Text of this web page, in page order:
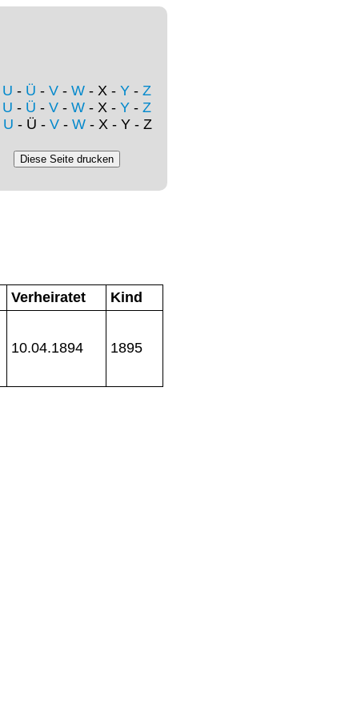
U - Ü - V - W - X - Y - Z
U - Ü - V - W - X - Y - Z
U - Ü - V- W- X - Y - Z
Verheiratet Kind
10.04.1894 1895